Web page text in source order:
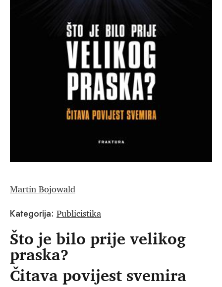
Martin Bojowald
Kategorija: Publicistika
Što je bilo prije velikog
praska?
Čitava povijest svemira